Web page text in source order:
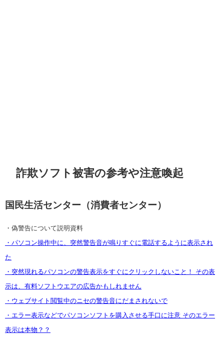
詐欺ソフト被害の参考や注意喚起
国民生活センター（消費者センター）
・偽警告について説明資料
・パソコン操作中に、突然警告音が鳴りすぐに電話するように表示され
た
・突然現れるパソコンの警告表示をすぐにクリックしないこと！ その表
示は、有料ソフトウエアの広告かもしれません
・ウェブサイト閲覧中のニセの警告音にだまされないで
・エラー表示などでパソコンソフトを購入させる手口に注意 そのエラー
表示は本物？？